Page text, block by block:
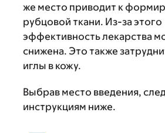
же место приводит к
рубцовой ткани. Из-за этого
эффективность лекарства
снижена. Это также
иглы в кожу.
Выбрав место введения,
инструкциям ниже.